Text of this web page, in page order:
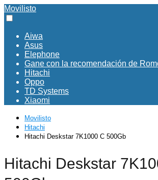
Movilisto
Aiwa
Asus
Elephone
Gane con la recomendación de
Hitachi
Oppo
TD Systems
Xiaomi
Movilisto
Hitachi
Hitachi Deskstar 7K1000 C 500Gb
Hitachi Deskstar